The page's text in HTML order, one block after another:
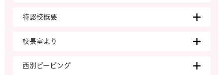
特認校概要
校長室より
西別ピーピング